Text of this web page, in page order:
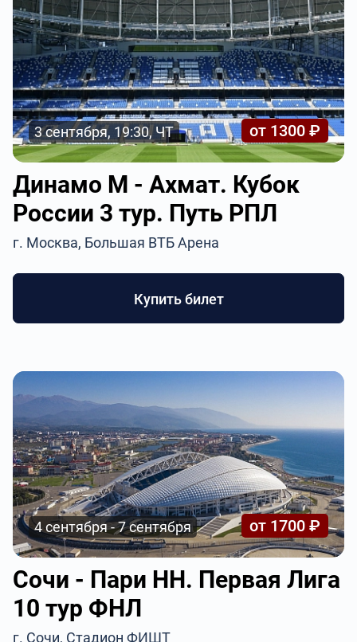
3 сентября, 19:30, ЧТ от 1300 ₽
Динамо М - Ахмат. Кубок
России 3 тур. Путь РПЛ
г. Москва, Большая ВТБ Арена
Купить билет
4 сентября - 7 сентября от 1700 ₽
Сочи - Пари НН. Первая Лига
10 тур ФНЛ
г. Сочи, Стадион ФИШТ